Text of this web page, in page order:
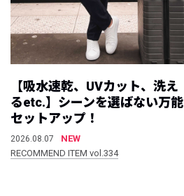
【吸水速乾、UVカット、洗え
るetc.】シーンを選ばない万能
セットアップ！
2026.08.07
NEW
RECOMMEND ITEM vol.334